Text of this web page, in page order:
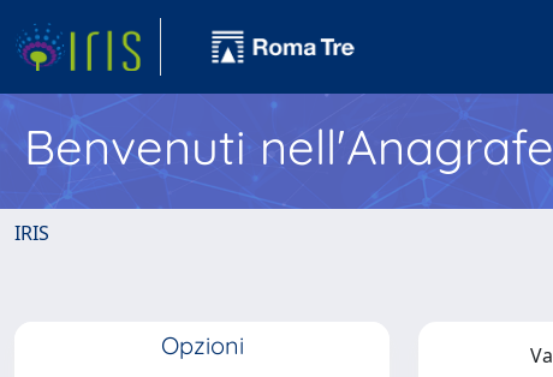
Benvenuti
IRIS
Opzioni